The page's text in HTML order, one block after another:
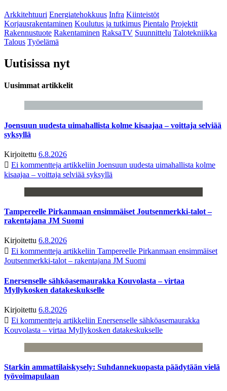
Arkkitehtuuri Energiatehokkuus Infra Kiinteistöt
Korjausrakentaminen Koulutus ja tutkimus Pientalo Projektit
Rakennustuote Rakentaminen RaksaTV Suunnittelu Talotekniikka
Talous Työelämä
Uutisissa nyt
Uusimmat artikkelit
Joensuun uudesta uimahallista kolme kisaajaa – voittaja selviää
syksyllä
Kirjoitettu 6.8.2026
Ei kommentteja artikkeliin Joensuun uudesta uimahallista kolme
kisaajaa – voittaja selviää syksyllä
Tampereelle Pirkanmaan ensimmäiset Joutsenmerkki-talot –
rakentajana JM Suomi
Kirjoitettu 6.8.2026
Ei kommentteja artikkeliin Tampereelle Pirkanmaan ensimmäiset
Joutsenmerkki-talot – rakentajana JM Suomi
Enersenselle sähköasemaurakka Kouvolasta – virtaa
Myllykosken datakeskukselle
Kirjoitettu 6.8.2026
Ei kommentteja artikkeliin Enersenselle sähköasemaurakka
Kouvolasta – virtaa Myllykosken datakeskukselle
Starkin ammattilaiskysely: Suhdannekuopasta päädytään vielä
työvoimapulaan